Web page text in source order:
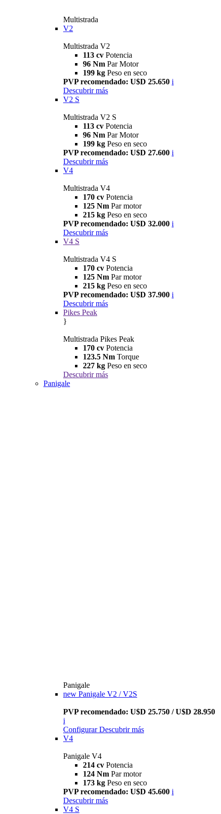
Multistrada
V2
Multistrada V2
113 cv Potencia
96 Nm Par Motor
199 kg Peso en seco
PVP recomendado: U$D 25.650 i
Descubrir más
V2 S
Multistrada V2 S
113 cv Potencia
96 Nm Par Motor
199 kg Peso en seco
PVP recomendado: U$D 27.600 i
Descubrir más
V4
Multistrada V4
170 cv Potencia
125 Nm Par motor
215 kg Peso en seco
PVP recomendado: U$D 32.000 i
Descubrir más
V4 S
Multistrada V4 S
170 cv Potencia
125 Nm Par motor
215 kg Peso en seco
PVP recomendado: U$D 37.900 i
Descubrir más
Pikes Peak
}
Multistrada Pikes Peak
170 cv Potencia
123.5 Nm Torque
227 kg Peso en seco
Descubrir más
Panigale
Panigale
new Panigale V2 / V2S
PVP recomendado: U$D 25.750 / U$D 28.950
i
Configurar Descubrir más
V4
Panigale V4
214 cv Potencia
124 Nm Par motor
173 kg Peso en seco
PVP recomendado: U$D 45.600 i
Descubrir más
V4 S